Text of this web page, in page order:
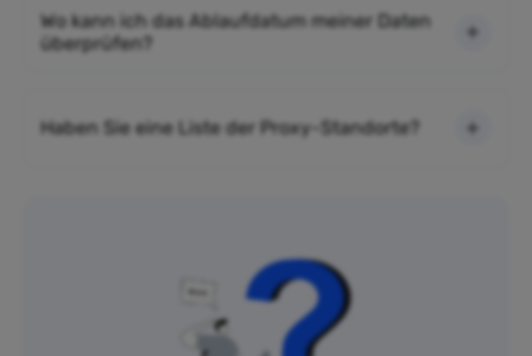
Wo kann ich das Ablaufdatum meiner Daten
überprüfen?
Haben Sie eine Liste der Proxy-Standorte?